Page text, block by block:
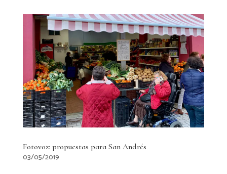
Fotovoz: propuestas para San Andrés
03/05/2019